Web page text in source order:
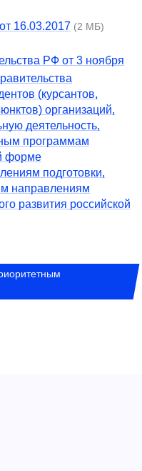
16.03.2017 (2 МБ)
РФ от 3 ноября
(курсантов,
организаций,
деятельность,
программам
форме
подготовки,
направлениям
развития российской